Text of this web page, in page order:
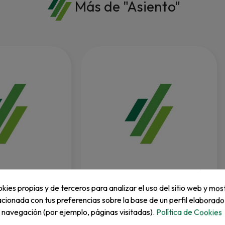
Más de "Asiento"
Respaldo Del...
Asiento Premium
Gris_Top_Fold...
propias y de terceros para analizar el uso del sitio web y
con tus preferencias sobre la base de un perfil
(por ejemplo, páginas visitadas). Política de Cookies